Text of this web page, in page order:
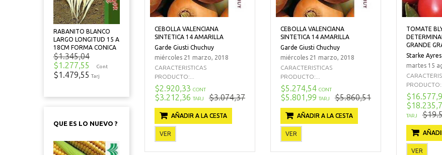
RABANITO BLANCO
LARGO LONGITUD 15 A
18CM FORMA CONICA
$1.345,04
$1.277,55
Cont
$1.479,55 Tarj
QUE ES LO NUEVO ?
CEBOLLA VALENCIANA
SINTETICA 14 AMARILLA
Garde Giusti Chuchuy
miércoles 21 marzo, 2018
CARACTERISTICAS
PRODUCTO:...
$2.920,33 CONT
$3.212,36 TARJ $3.074,37
AÑADIR A LA CESTA
VER
CEBOLLA VALENCIANA
SINTETICA 14 AMARILLA
Garde Giusti Chuchuy
miércoles 21 marzo, 2018
CARACTERISTICAS
PRODUCTO:...
$5.274,54 CONT
$5.801,99 TARJ $5.860,51
AÑADIR A LA CESTA
VER
TOMATE
GRANDE
Starke Ayres
martes 15
TARJ
VER